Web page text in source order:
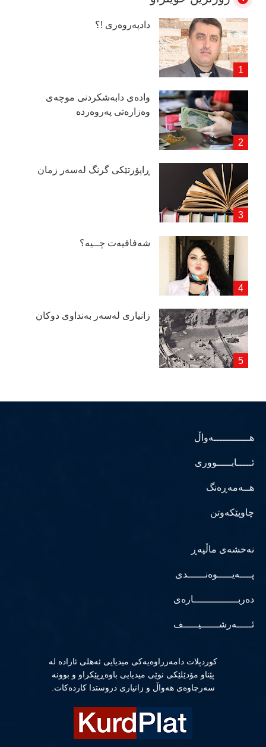
دادپەروەری !؟
وادەی دابەشكردنی موچەی
وەزارەتی پەروەردە
ڕاپۆرتێكی گرنگ لەسەر زمان
شەفافیەت چــیە؟
زانیاری لەسەر بەنداوی دوكان
هــــــــــــەواڵ
ئـــــابـــــووری
هــەمەڕەنگ
چاوپێکەوتن
نەخشەی ماڵپەڕ
پــــەیـــــوەنــــــدی
دەربـــــــــــــــارەی
ئـــــەرشــــــیـــــف
كوردپلات دامەزراوەیەكی میدیایی ئەهلی ئازادە لە
پێناو مۆدێلێكی نوێی میدیایی باوەڕپێكراو و بوونە
سەرچاوەی هەواڵ و زانیاری دروستدا كاردەكات.